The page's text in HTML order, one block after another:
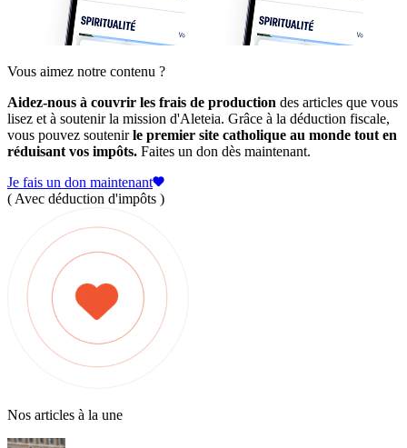
Vous aimez notre contenu ?
Aidez-nous à couvrir les frais de production des articles que vous
lisez et à soutenir la mission d'Aleteia. Grâce à la déduction fiscale,
vous pouvez soutenirle premier site catholique au monde tout en
réduisant vos impôts. Faites un don dès maintenant.
Je fais un don maintenant
( Avec déduction d'impôts )
Nos articles à la une